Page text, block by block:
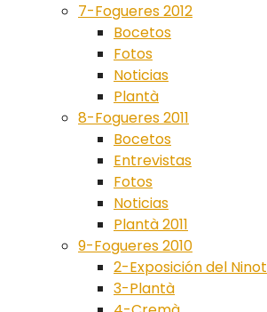
7-Fogueres 2012
Bocetos
Fotos
Noticias
Plantà
8-Fogueres 2011
Bocetos
Entrevistas
Fotos
Noticias
Plantà 2011
9-Fogueres 2010
2-Exposición del Ninot
3-Plantà